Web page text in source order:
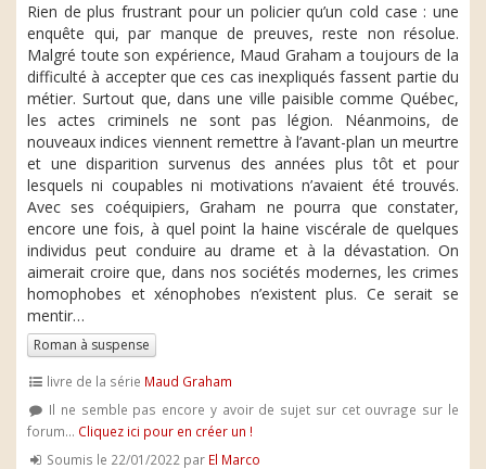
Rien de plus frustrant pour un policier qu’un cold case : une
enquête qui, par manque de preuves, reste non résolue.
Malgré toute son expérience, Maud Graham a toujours de la
difficulté à accepter que ces cas inexpliqués fassent partie du
métier. Surtout que, dans une ville paisible comme Québec,
les actes criminels ne sont pas légion. Néanmoins, de
nouveaux indices viennent remettre à l’avant-plan un meurtre
et une disparition survenus des années plus tôt et pour
lesquels ni coupables ni motivations n’avaient été trouvés.
Avec ses coéquipiers, Graham ne pourra que constater,
encore une fois, à quel point la haine viscérale de quelques
individus peut conduire au drame et à la dévastation. On
aimerait croire que, dans nos sociétés modernes, les crimes
homophobes et xénophobes n’existent plus. Ce serait se
mentir…
Roman à suspense
livre de la série Maud Graham
Il ne semble pas encore y avoir de sujet sur cet ouvrage sur le
forum... Cliquez ici pour en créer un !
Soumis le 22/01/2022 par El Marco